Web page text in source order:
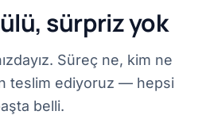
sürpriz yok
Süreç ne, kim ne
teslim ediyoruz — hepsi
belli.